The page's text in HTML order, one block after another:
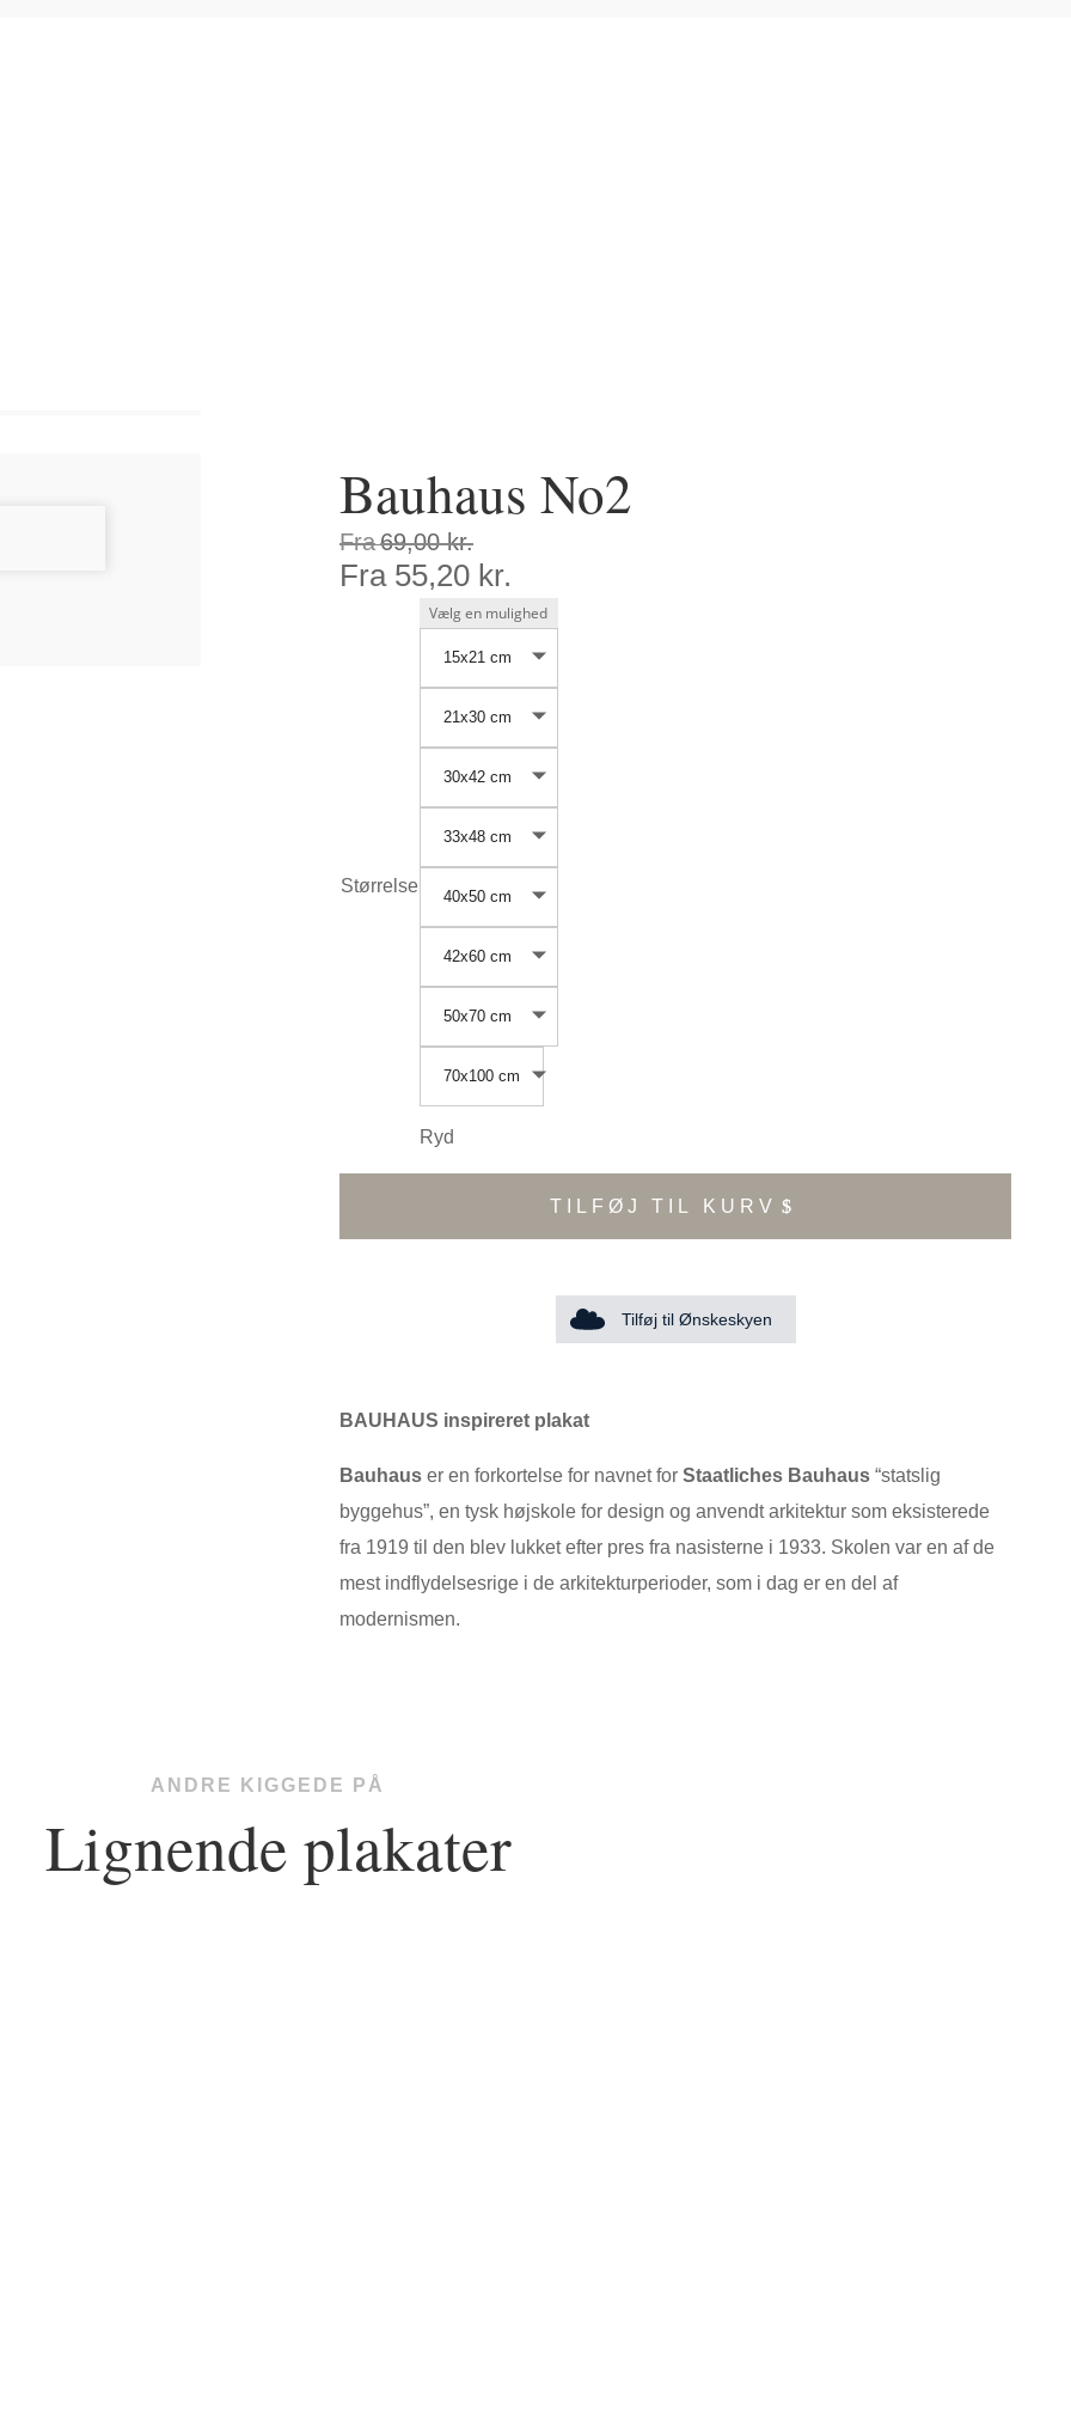
Bauhaus No2
Fra69,00kr.
Fra 55,20 kr.
Størrelse
15x21 cm
21x30 cm
30x42 cm
33x48 cm
40x50 cm
42x60 cm
50x70 cm
70x100 cm
Ryd
TILFØJ TIL KURV
Tilføj til Ønskeskyen
BAUHAUS inspireret plakat
Bauhaus er en forkortelse for navnet for Staatliches Bauhaus “statslig
byggehus”, en tysk højskole for design og anvendt arkitektur som eksisterede
fra 1919 til den blev lukket efter pres fra nasisterne i 1933. Skolen var en af de
mest indflydelsesrige i de arkitekturperioder, som i dag er en del af
modernismen.
ANDRE KIGGEDE PÅ
Lignende plakater